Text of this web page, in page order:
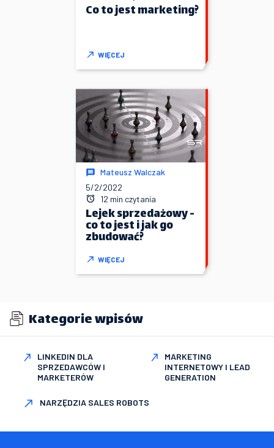
Co to jest marketing?
WIĘCEJ
Mateusz Walczak
5/2/2022
12 min czytania
Lejek sprzedażowy -
co to jest i jak go
zbudować?
WIĘCEJ
Kategorie wpisów
LINKEDIN DLA
SPRZEDAWCÓW I
MARKETERÓW
MARKETING
INTERNETOWY I LEAD
GENERATION
NARZĘDZIA SALES ROBOTS